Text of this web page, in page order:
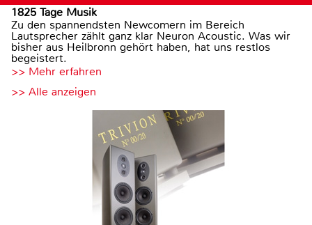
1825 Tage Musik
Zu den spannendsten Newcomern im Bereich
Lautsprecher zählt ganz klar Neuron Acoustic. Was wir
bisher aus Heilbronn gehört haben, hat uns restlos
begeistert.
>> Mehr erfahren
>> Alle anzeigen